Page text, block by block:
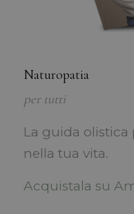
Naturopatia
per tutti
La guida olistica
nella tua vita.
Acquistala su